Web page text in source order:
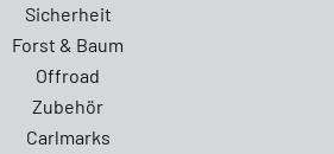
Sicherheit
Forst & Baum
Offroad
Zubehör
Carlmarks